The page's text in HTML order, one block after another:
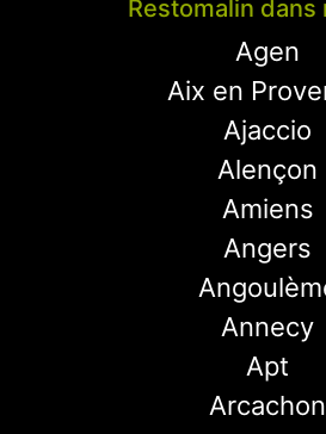
Restomalin dans
Agen
Aix en
Ajaccio
Alençon
Amiens
Angers
Annecy
Apt
Arcachon